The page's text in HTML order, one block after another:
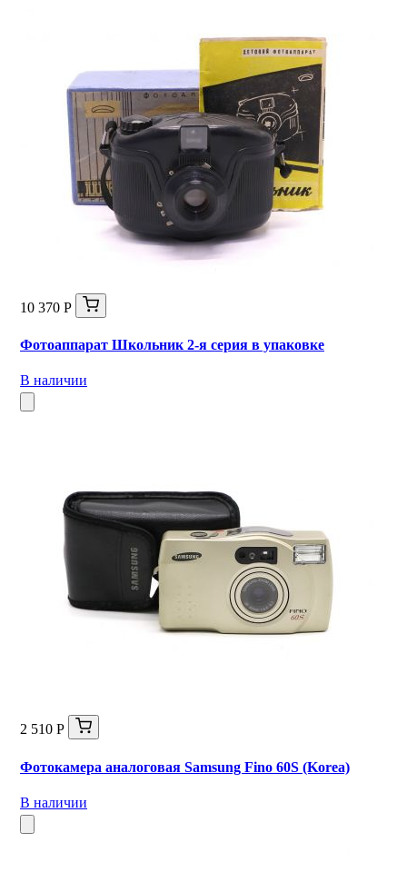
10 370 Р
Фотоаппарат Школьник 2-я серия в упаковке
В наличии
2 510 Р
Фотокамера аналоговая Samsung Fino 60S (Korea)
В наличии